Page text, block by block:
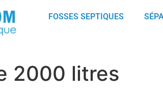
FOSSES SEPTIQUES
2000 litres